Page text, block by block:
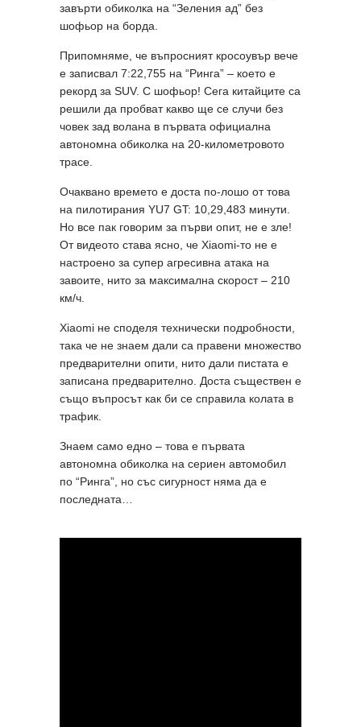
завърти обиколка на “Зеления ад” без
шофьор на борда.
Припомняме, че въпросният кросоувър вече
е записвал 7:22,755 на “Ринга” – което е
рекорд за SUV. С шофьор! Сега китайците са
решили да пробват какво ще се случи без
човек зад волана в първата официална
автономна обиколка на 20-километровото
трасе.
Очаквано времето е доста по-лошо от това
на пилотирания YU7 GT: 10,29,483 минути.
Но все пак говорим за първи опит, не е зле!
От видеото става ясно, че Xiaomi-то не е
настроено за супер агресивна атака на
завоите, нито за максимална скорост – 210
км/ч.
Xiaomi не споделя технически подробности,
така че не знаем дали са правени множество
предварителни опити, нито дали пистата е
записана предварително. Доста съществен е
също въпросът как би се справила колата в
трафик.
Знаем само едно – това е първата
автономна обиколка на сериен автомобил
по “Ринга”, но със сигурност няма да е
последната…